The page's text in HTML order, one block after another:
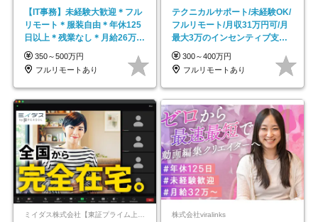
【IT事務】未経験大歓迎＊フル
リモート＊服装自由＊年休125
日以上＊残業なし＊月給26万円
以上
350～500万円
フルリモートあり
テクニカルサポート/未経験OK/
フルリモート/月収31万円可/月
最大3万のインセンティブ支給/
平均年齢33歳
300～400万円
フルリモートあり
ミイダス株式会社【東証プライム上場パーソルグループ】 株式会社viralinks